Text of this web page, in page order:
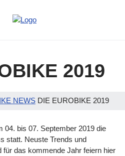
2019
NEWS DIE EUROBIKE 2019
04. bis 07. September 2019 die
statt. Neuste Trends und
für das kommende Jahr feiern hier